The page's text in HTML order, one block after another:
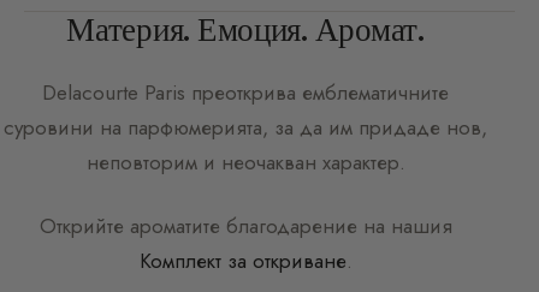
Материя. Емоция. Аромат.
Delacourte Paris преоткрива емблематичните
суровини на парфюмерията, за да им придаде нов,
неповторим и неочакван характер.
Открийте ароматите благодарение на нашия
Комплект за откриване.